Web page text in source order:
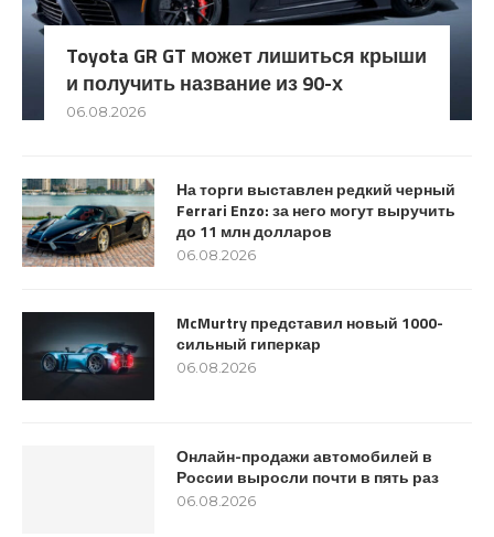
Toyota GR GT может лишиться крыши
и получить название из 90-х
06.08.2026
На торги выставлен редкий черный
Ferrari Enzo: за него могут выручить
до 11 млн долларов
06.08.2026
McMurtry представил новый 1000-
сильный гиперкар
06.08.2026
Онлайн-продажи автомобилей в
России выросли почти в пять раз
06.08.2026